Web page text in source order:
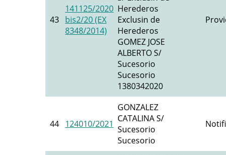
43
141125/2020
bis2/20 (EX
8348/2014)
Herederos
Exclusin de
Herederos
GOMEZ JOSE
ALBERTO S/
Sucesorio
Sucesorio
1380342020
44 124010/2021
GONZALEZ
CATALINA S/
Sucesorio
Sucesorio